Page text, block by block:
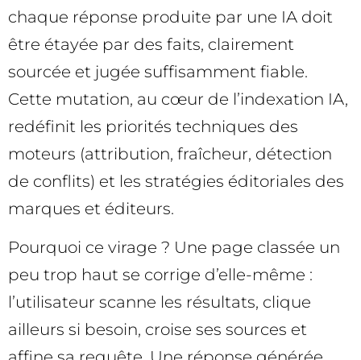
chaque réponse produite par une IA doit
être étayée par des faits, clairement
sourcée et jugée suffisamment fiable.
Cette mutation, au cœur de l’indexation IA,
redéfinit les priorités techniques des
moteurs (attribution, fraîcheur, détection
de conflits) et les stratégies éditoriales des
marques et éditeurs.
Pourquoi ce virage ? Une page classée un
peu trop haut se corrige d’elle-même :
l’utilisateur scanne les résultats, clique
ailleurs si besoin, croise ses sources et